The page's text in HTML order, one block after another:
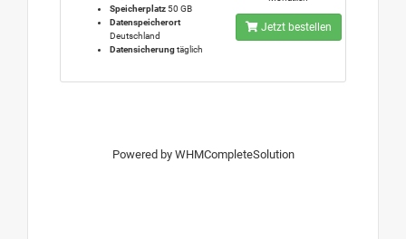
Speicherplatz50 GB
Datenspeicherort
Deutschland
Datensicherungtäglich
Jetzt bestellen
Powered by WHMCompleteSolution